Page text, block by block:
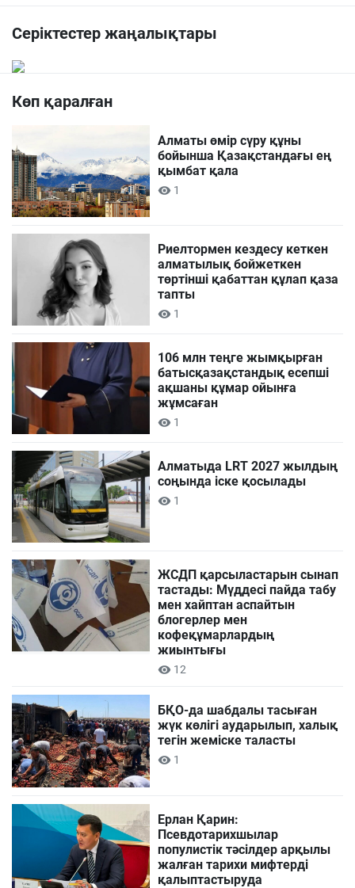
Серіктестер жаңалықтары
Көп қаралған
Алматы өмір сүру құны
бойынша Қазақстандағы ең
қымбат қала
1
Риелтормен кездесу кеткен
алматылық бойжеткен
төртінші қабаттан құлап қаза
тапты
1
106 млн теңге жымқырған
батысқазақстандық есепші
ақшаны құмар ойынға
жұмсаған
1
Алматыда LRT 2027 жылдың
соңында іске қосылады
1
ЖСДП қарсыластарын сынап
тастады: Мүддесі пайда табу
мен хайптан аспайтын
блогерлер мен
кофеқұмарлардың
жиынтығы
12
БҚО-да шабдалы тасыған
жүк көлігі аударылып, халық
тегін жеміске таласты
1
Ерлан Қарин:
Псевдотарихшылар
популистік тәсілдер арқылы
жалған тарихи мифтерді
қалыптастыруда